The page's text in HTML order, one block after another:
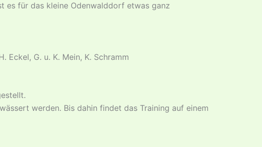
es für das kleine Odenwalddorf etwas ganz
Eckel, G. u. K. Mein, K. Schramm
werden. Bis dahin findet das Training auf einem